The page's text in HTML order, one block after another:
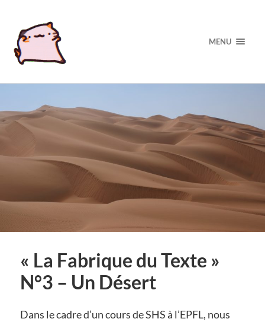
MENU
« La Fabrique du Texte »
N°3 – Un Désert
Dans le cadre d’un cours de SHS à l’EPFL, nous